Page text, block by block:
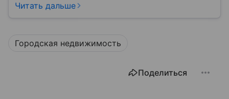
Читать дальше
Городская недвижимость
Поделиться